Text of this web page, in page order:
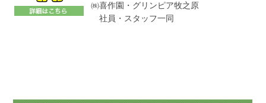
㈱喜作園・グリンピア牧之原
社員・スタッフ一同